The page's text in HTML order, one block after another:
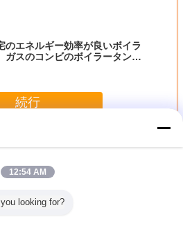
のエネルギー効率が良いボイラ
ガスのコンビのボイラータンク
続行
12:54 AM
looking for?